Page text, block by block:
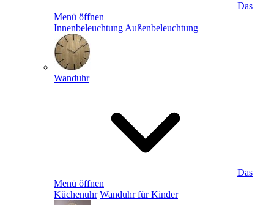
Das
Menü öffnen
Innenbeleuchtung Außenbeleuchtung
Wanduhr
Das
Menü öffnen
Küchenuhr Wanduhr für Kinder